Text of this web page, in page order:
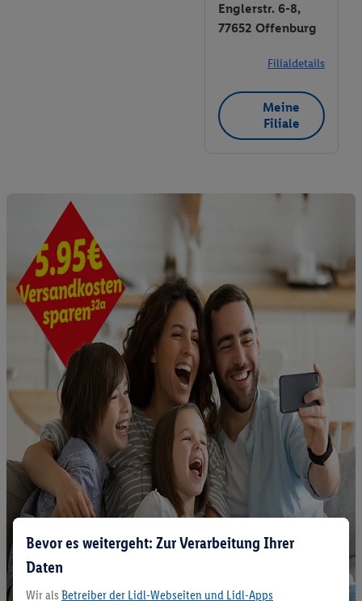
Englerstr. 6-8,
77652 Offenburg
Filialdetails
Meine
Filiale
Bevor es weitergeht: Zur Verarbeitung Ihrer
Daten
Wir als Betreiber der Lidl-Webseiten und Lidl-Apps